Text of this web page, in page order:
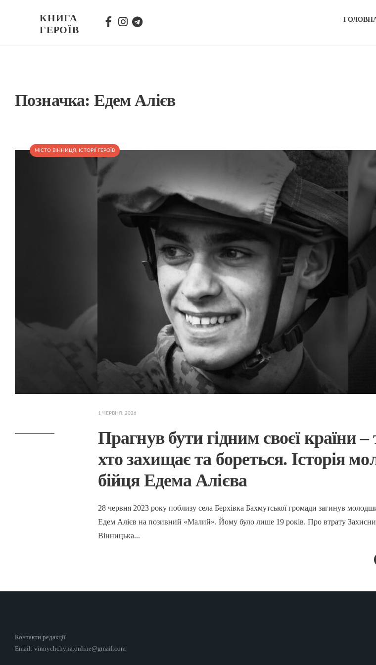
КНИГА
ГЕРОЇВ
Позначка: Едем Алієв
МІСТО ВІННИЦЯ , ІСТОРІЇ ГЕРОЇВ
1 ЧЕРВНЯ, 2026
Прагнув бути гідним своєї країни
хто захищає та бореться. Історія
бійця Едема Алієва
28 червня 2023 року поблизу села Берхівка Бахмутської громади загинув
Едем Алієв на позивний «Малий». Йому було лише 19 років. Про втрату
Вінницька...
Контакти редакції
Email: vinnychchyna.online@gmail.com